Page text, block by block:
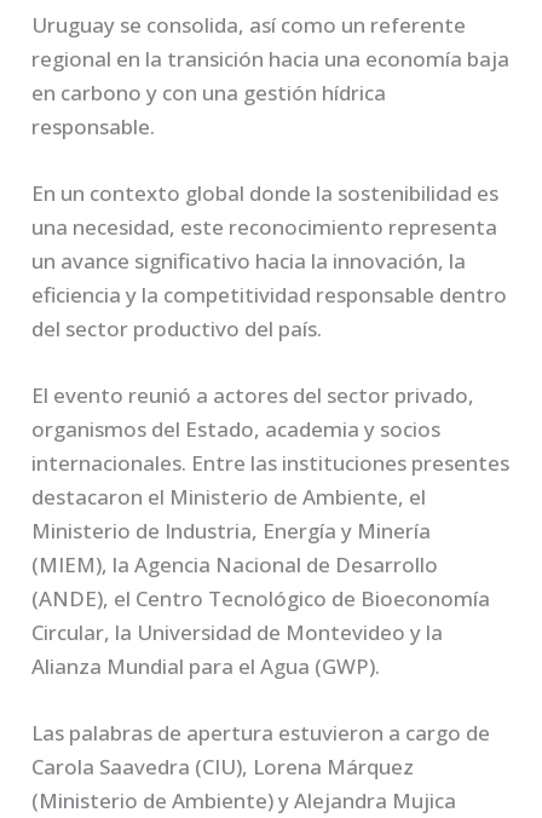
Uruguay se consolida, así como un referente
regional en la transición hacia una economía baja
en carbono y con una gestión hídrica
responsable.
En un contexto global donde la sostenibilidad es
una necesidad, este reconocimiento representa
un avance significativo hacia la innovación, la
eficiencia y la competitividad responsable dentro
del sector productivo del país.
El evento reunió a actores del sector privado,
organismos del Estado, academia y socios
internacionales. Entre las instituciones presentes
destacaron el Ministerio de Ambiente, el
Ministerio de Industria, Energía y Minería
(MIEM), la Agencia Nacional de Desarrollo
(ANDE), el Centro Tecnológico de Bioeconomía
Circular, la Universidad de Montevideo y la
Alianza Mundial para el Agua (GWP).
Las palabras de apertura estuvieron a cargo de
Carola Saavedra (CIU), Lorena Márquez
(Ministerio de Ambiente) y Alejandra Mujica